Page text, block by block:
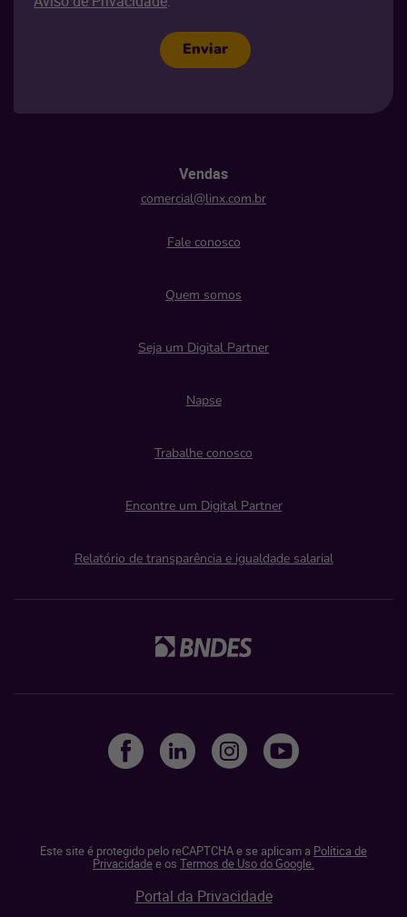
Enviar
Vendas
comercial@linx.com.br
Fale conosco
Quem somos
Seja um Digital Partner
Napse
Trabalhe conosco
Encontre um Digital Partner
Relatório de transparência e igualdade salarial
Este site é protegido pelo reCAPTCHA e se aplicam a Política de
Privacidadee os Termos de Uso do Google.
Portal da Privacidade